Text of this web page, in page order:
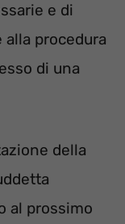
e di
procedura
di una
della
al prossimo